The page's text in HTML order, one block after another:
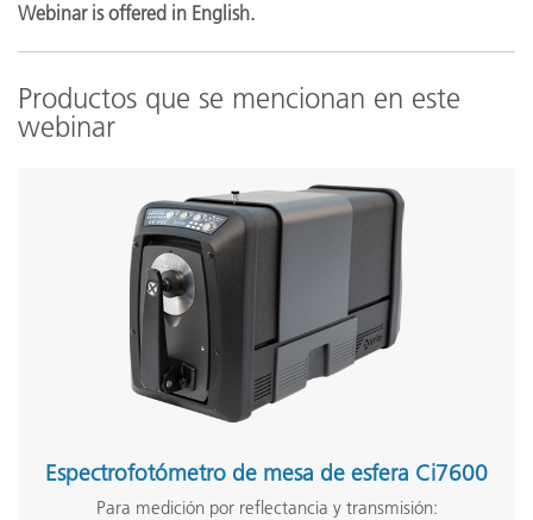
Webinar is offered in English.
Productos que se mencionan en este
webinar
Espectrofotómetro de mesa de esfera Ci7600
Para medición por reflectancia y transmisión: